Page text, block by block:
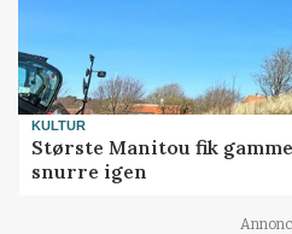
KULTUR
Største Manitou fik
snurre igen